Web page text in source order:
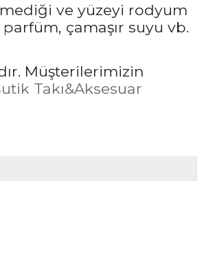
ve yüzeyi rodyum
çamaşır suyu vb.
Müşterilerimizin
Takı&Aksesuar